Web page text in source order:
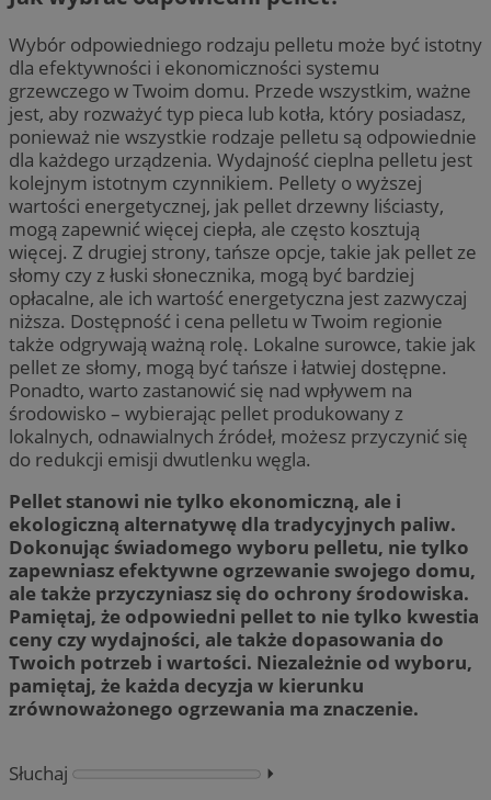
Wybór odpowiedniego rodzaju pelletu może być istotny
dla efektywności i ekonomiczności systemu
grzewczego w Twoim domu. Przede wszystkim, ważne
jest, aby rozważyć typ pieca lub kotła, który posiadasz,
ponieważ nie wszystkie rodzaje pelletu są odpowiednie
dla każdego urządzenia. Wydajność cieplna pelletu jest
kolejnym istotnym czynnikiem. Pellety o wyższej
wartości energetycznej, jak pellet drzewny liściasty,
mogą zapewnić więcej ciepła, ale często kosztują
więcej. Z drugiej strony, tańsze opcje, takie jak pellet ze
słomy czy z łuski słonecznika, mogą być bardziej
opłacalne, ale ich wartość energetyczna jest zazwyczaj
niższa. Dostępność i cena pelletu w Twoim regionie
także odgrywają ważną rolę. Lokalne surowce, takie jak
pellet ze słomy, mogą być tańsze i łatwiej dostępne.
Ponadto, warto zastanowić się nad wpływem na
środowisko – wybierając pellet produkowany z
lokalnych, odnawialnych źródeł, możesz przyczynić się
do redukcji emisji dwutlenku węgla.
Pellet stanowi nie tylko ekonomiczną, ale i
ekologiczną alternatywę dla tradycyjnych paliw.
Dokonując świadomego wyboru pelletu, nie tylko
zapewniasz efektywne ogrzewanie swojego domu,
ale także przyczyniasz się do ochrony środowiska.
Pamiętaj, że odpowiedni pellet to nie tylko kwestia
ceny czy wydajności, ale także dopasowania do
Twoich potrzeb i wartości. Niezależnie od wyboru,
pamiętaj, że każda decyzja w kierunku
zrównoważonego ogrzewania ma znaczenie.
Słuchaj
⏵︎